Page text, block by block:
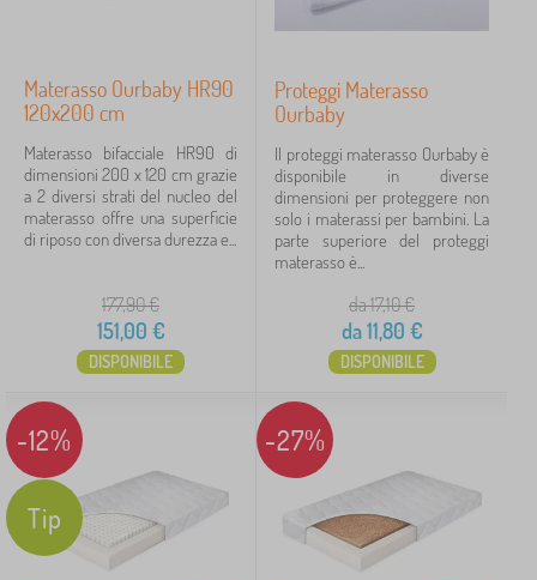
Materasso Ourbaby HR90
120x200 cm
Materasso bifacciale HR90 di
dimensioni 200 x 120 cm grazie
a 2 diversi strati del nucleo del
materasso offre una superficie
di riposo con diversa durezza e...
177,90€
151,00 €
DISPONIBILE
Proteggi Materasso
Ourbaby
Il proteggi materasso Ourbaby è
disponibile in diverse
dimensioni per proteggere non
solo i materassi per bambini. La
parte superiore del proteggi
materasso è...
da 17,10€
da11,80 €
DISPONIBILE
-12%
Tip
-27%